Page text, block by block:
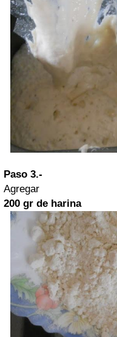
Paso 3.-
Agregar
200 gr de harina